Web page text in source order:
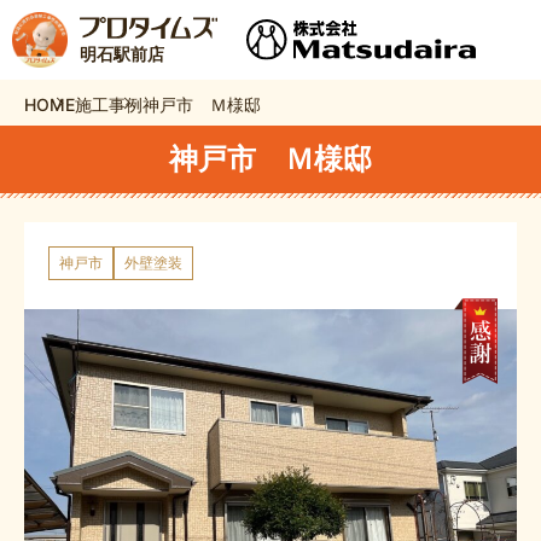
明石駅前店
HOME施工事例神戸市 Ｍ様邸
神戸市 Ｍ様邸
神戸市 外壁塗装